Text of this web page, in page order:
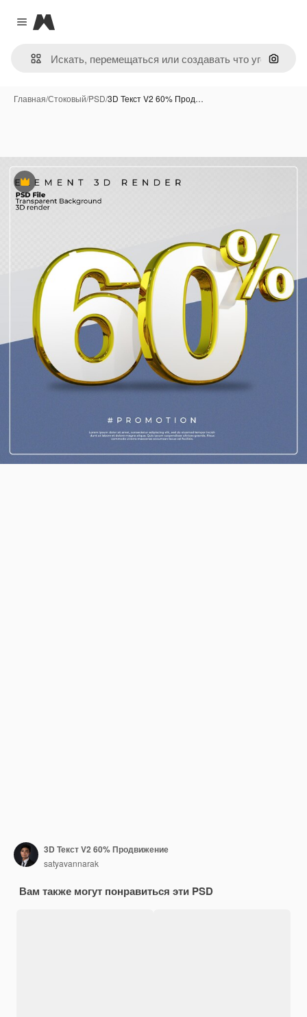
Close menu
Magnific
Поиск
Главная/Стоковый/PSD/3D Текст V2 60% Прод…
Премиум
3D Текст V2 60% Продвижение
satyavannarak
Вам также могут понравиться эти PSD